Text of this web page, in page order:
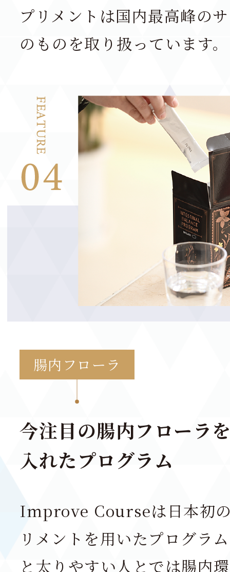
プリメントは国内最高峰の
のものを取り扱っています。
腸内フローラ
今注目の腸内フローラ
入れたプログラム
Improve Courseは日本初
リメントを用いたプログラ
と太りやすい人とでは腸内